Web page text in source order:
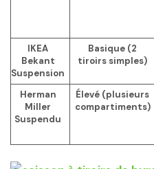
IKEA
Bekant
Suspension
Basique (2
tiroirs simples)
Herman
Miller
Suspendu
Élevé (plusieurs
compartiments)